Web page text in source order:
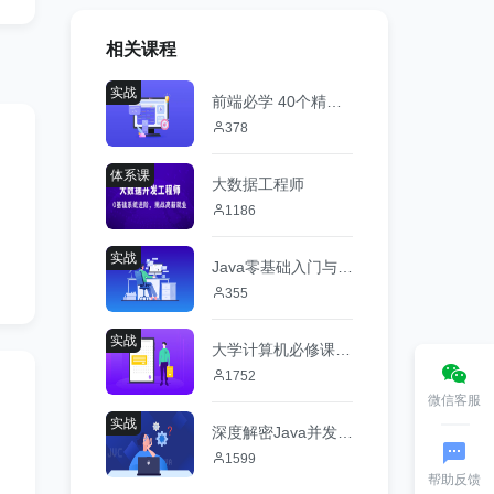
相关课程
实战
378
体系课 大数据工程师
1186
实战
355
实战
1752
实战
1599
微信客服
帮助反馈